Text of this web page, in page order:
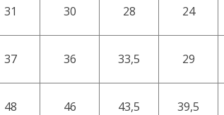
31 30 28 24
37 36 33,5 29
48 46 43,5 39,5